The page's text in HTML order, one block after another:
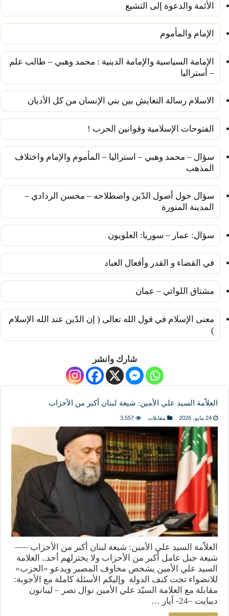
الأئمة والدعوة إلى التشيع
الإمام والمأموم
الإمامة السياسية والإمامة الدينية : محمد وهبي – طالب علم
– أستراليا
الاسلام رسالة التعايش بين بني الإنسان من كل الأديان
الفتوحات الإسلامية وقوانين الحرب !
سؤال – محمد وهبي – استراليا – المأموم والإمام واختلاف
المذهب
سؤال حول أصول الدّين واصطلاحه – محسن الردادي –
المدينة المنورة
سؤال: عمار – سوريا: العلويون
في القضاء و القدر وأفعال العباد
مشتاق اللواتي – عمان
معنى الإسلام في قول الله تعالى ( إن الدّين عند الله الإسلام
)
شارك وانشر
العلاّمة السيد علي الأمين: شيعة لبنان أكبر من الأحزاب
24 مايو، 2026 مقابلات 3,557
العلاّمة السيد علي الأمين: شيعة لبنان أكبر من الأحزاب —–
شيعة جبل عامل أكبر من الأحزاب ولا يختزلهم أحد.. العلامة
السيد علي الأمين يشخص مخاوف المصير ويدعو «الحزب»
للانضواء تحت كنف الدولة وإليكم الأسئلة كاملة مع الأجوبة:
مقابلة مع العلامة السيّد علي الأمين نوال نصر – ليبانون
ديبايت –24- آيار …